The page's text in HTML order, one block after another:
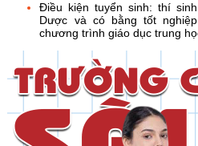
Điều kiện tuyển sinh: thí
Dược và có bằng tốt
chương trình giáo dục trung